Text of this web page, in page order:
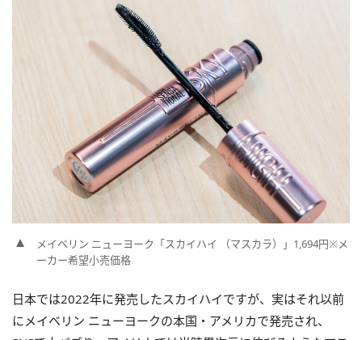
メイベリン ニューヨーク「スカイハイ （マスカラ）」1,694円※メ
ーカー希望小売価格
日本では2022年に発売したスカイハイですが、実はそれ以前
にメイベリン ニューヨークの本国・アメリカで発売され、